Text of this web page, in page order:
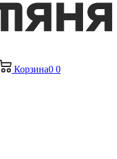
Корзина0 0